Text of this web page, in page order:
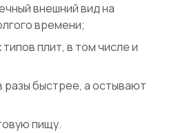
внешний вид на
времени;
плит, в том числе и
разы быстрее, а остывают
пищу.